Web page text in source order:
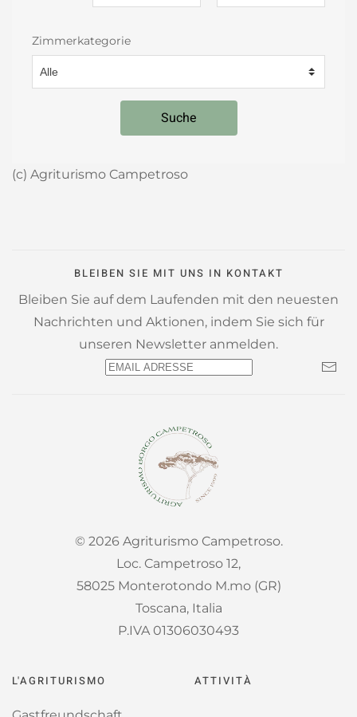
Zimmerkategorie
Suche
(c) Agriturismo Campetroso
BLEIBEN SIE MIT UNS IN KONTAKT
Bleiben Sie auf dem Laufenden mit den neuesten
Nachrichten und Aktionen, indem Sie sich für
unseren Newsletter anmelden.
© 2026Agriturismo Campetroso.
Loc. Campetroso 12,
58025 Monterotondo M.mo (GR)
Toscana, Italia
P.IVA 01306030493
L'AGRITURISMO ATTIVITÀ